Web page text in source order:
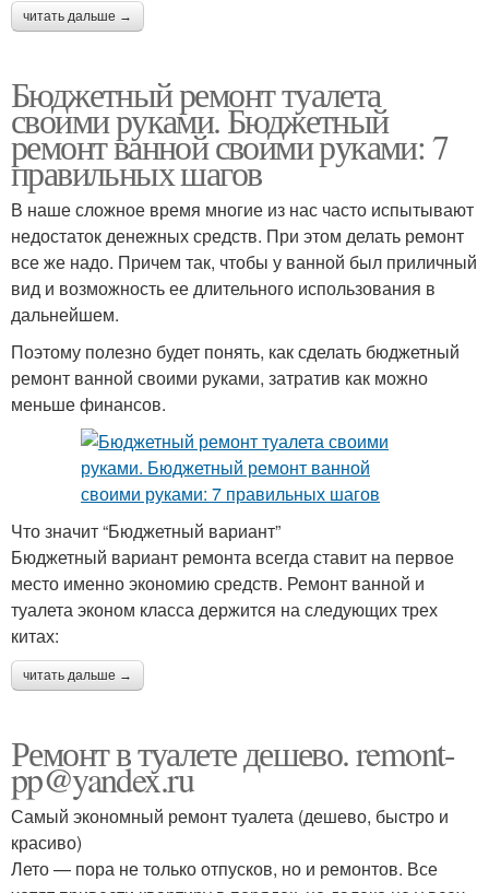
читать дальше →
Бюджетный ремонт туалета
своими руками. Бюджетный
ремонт ванной своими руками: 7
правильных шагов
В наше сложное время многие из нас часто испытывают
недостаток денежных средств. При этом делать ремонт
все же надо. Причем так, чтобы у ванной был приличный
вид и возможность ее длительного использования в
дальнейшем.
Поэтому полезно будет понять, как сделать бюджетный
ремонт ванной своими руками, затратив как можно
меньше финансов.
Что значит “Бюджетный вариант”
Бюджетный вариант ремонта всегда ставит на первое
место именно экономию средств. Ремонт ванной и
туалета эконом класса держится на следующих трех
китах:
читать дальше →
Ремонт в туалете дешево. remont-
pp@yandex.ru
Самый экономный ремонт туалета (дешево, быстро и
красиво)
Лето — пора не только отпусков, но и ремонтов. Все